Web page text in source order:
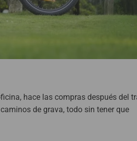
hace las compras después del
de grava, todo sin tener que